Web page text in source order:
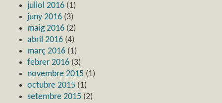
juliol 2016 (1)
juny 2016 (3)
maig 2016 (2)
abril 2016 (4)
març 2016 (1)
febrer 2016 (3)
novembre 2015 (1)
octubre 2015 (1)
setembre 2015 (2)